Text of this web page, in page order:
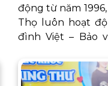
động từ năm
Thọ luôn hoạt
đình Việt – Bảo
nhân thọ với
cộng đồng phát